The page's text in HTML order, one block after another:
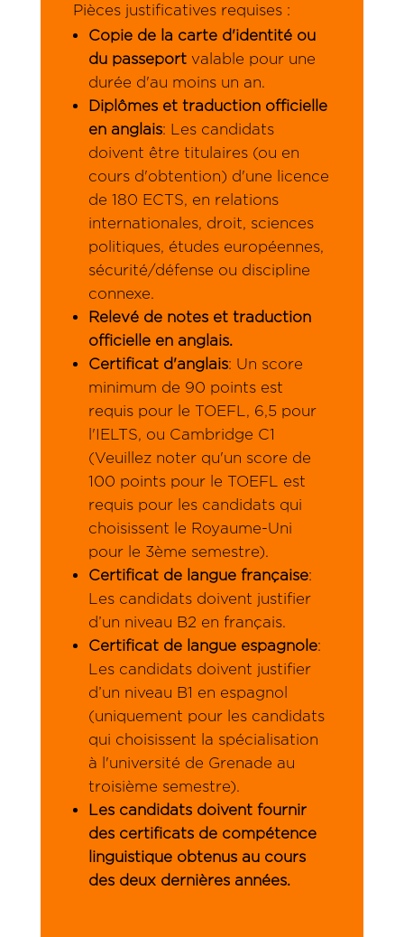
Pièces justificatives requises :
Copie de la carte d'identité ou
du passeportvalable pour une
durée d'au moins un an.
Diplômes et traduction officielle
en anglais: Les candidats
doivent être titulaires (ou en
cours d'obtention) d'une licence
de 180 ECTS, en relations
internationales, droit, sciences
politiques, études européennes,
sécurité/défense ou discipline
connexe.
Relevé de notes et traduction
officielle en anglais.
Certificat d'anglais: Un score
minimum de 90 points est
requis pour le TOEFL, 6,5 pour
l'IELTS, ou Cambridge C1
(Veuillez noter qu'un score de
100 points pour le TOEFL est
requis pour les candidats qui
choisissent le Royaume-Uni
pour le 3ème semestre).
Certificat de langue française:
Les candidats doivent justifier
d’un niveau B2 en français.
Certificat de langue espagnole:
Les candidats doivent justifier
d’un niveau B1 en espagnol
(uniquement pour les candidats
qui choisissent la spécialisation
à l'université de Grenade au
troisième semestre).
Les candidats doivent fournir
des certificats de compétence
linguistique obtenus au cours
des deux dernières années.